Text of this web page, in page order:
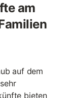
am
auf dem
bieten